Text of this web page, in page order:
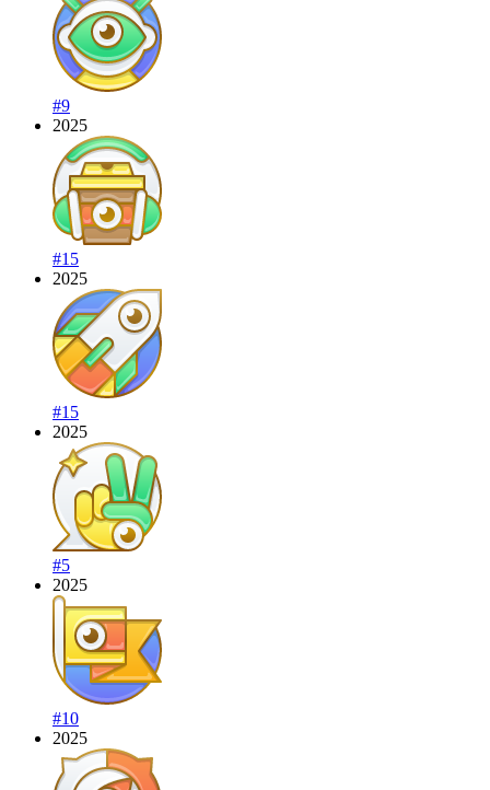
#9
2025
#15
2025
#15
2025
#5
2025
#10
2025